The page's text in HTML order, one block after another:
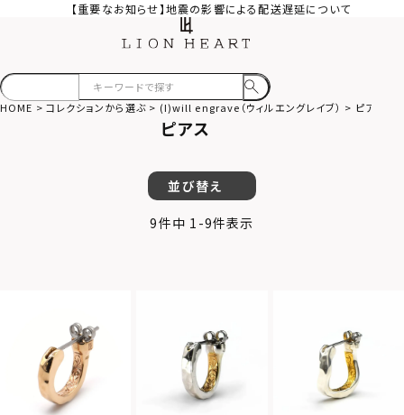
【重要なお知らせ】地震の影響による配送遅延について
HOME コレクションから選ぶ (I)will engrave（ウィルエングレイブ） ピアス
ピアス
並び替え
9件中 1 -9件表示